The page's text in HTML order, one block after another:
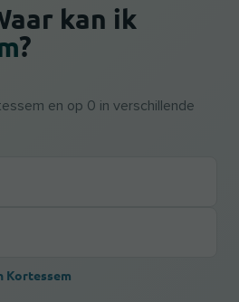
kan ik
?
en op 0 in verschillende
Kortessem